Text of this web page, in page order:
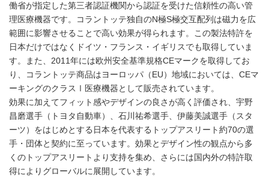
働省が指定した第三者認証機関から認証を受けた信頼性の高い管
理医療機器です。コラントッテ独自のN極S極交互配列は磁力を広
範囲に影響させることで高い効果が得られます。この製法特許を
日本だけではなくドイツ・フランス・イギリスでも取得していま
す。また、2011年には欧州安全基準規格CEマークを取得してお
り、コラントッテ商品はヨーロッパ（EU）地域においては、CEマ
ーキングのクラスⅠ医療機器として販売されています。
効果に加えてフィット感やデザインの良さが高く評価され、宇野
昌磨選手（トヨタ自動車）、石川祐希選手、伊藤美誠選手（スタ
ーツ）をはじめとする日本を代表するトップアスリート約70の選
手・団体と契約に至っています。効果とデザイン性の観点から多
くのトップアスリートより支持を集め、さらには国内外の特許取
得によりグローバルに展開しています。